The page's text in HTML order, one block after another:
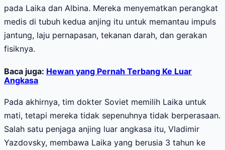
pada Laika dan Albina. Mereka menyematkan perangkat
medis di tubuh kedua anjing itu untuk memantau impuls
jantung, laju pernapasan, tekanan darah, dan gerakan
fisiknya.
Baca juga: Hewan yang Pernah Terbang Ke Luar
Angkasa
Pada akhirnya, tim dokter Soviet memilih Laika untuk
mati, tetapi mereka tidak sepenuhnya tidak berperasaan.
Salah satu penjaga anjing luar angkasa itu, Vladimir
Yazdovsky, membawa Laika yang berusia 3 tahun ke